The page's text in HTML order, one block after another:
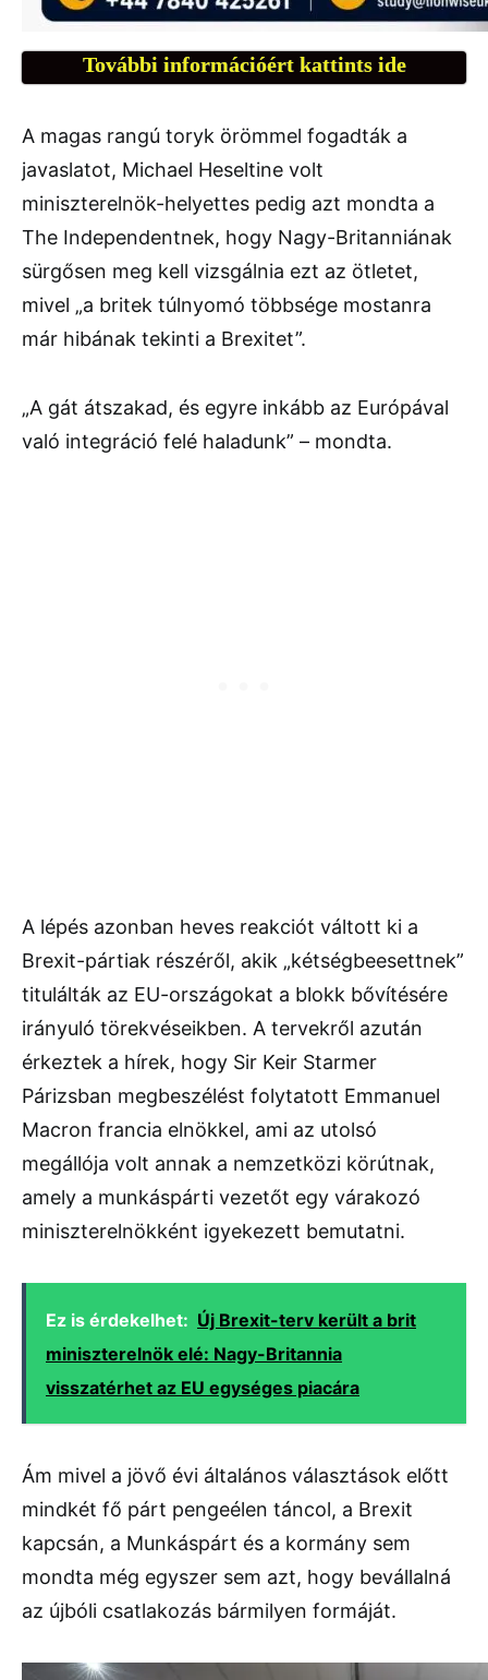
További információért kattints ide
A magas rangú toryk örömmel fogadták a
javaslatot, Michael Heseltine volt
miniszterelnök-helyettes pedig azt mondta a
The Independentnek, hogy Nagy-Britanniának
sürgősen meg kell vizsgálnia ezt az ötletet,
mivel „a britek túlnyomó többsége mostanra
már hibának tekinti a Brexitet”.
„A gát átszakad, és egyre inkább az Európával
való integráció felé haladunk” – mondta.
A lépés azonban heves reakciót váltott ki a
Brexit-pártiak részéről, akik „kétségbeesettnek”
titulálták az EU-országokat a blokk bővítésére
irányuló törekvéseikben. A tervekről azután
érkeztek a hírek, hogy Sir Keir Starmer
Párizsban megbeszélést folytatott Emmanuel
Macron francia elnökkel, ami az utolsó
megállója volt annak a nemzetközi körútnak,
amely a munkáspárti vezetőt egy várakozó
miniszterelnökként igyekezett bemutatni.
Ez is érdekelhet: Új Brexit-terv került a brit
miniszterelnök elé: Nagy-Britannia
visszatérhet az EU egységes piacára
Ám mivel a jövő évi általános választások előtt
mindkét fő párt pengeélen táncol, a Brexit
kapcsán, a Munkáspárt és a kormány sem
mondta még egyszer sem azt, hogy bevállalná
az újbóli csatlakozás bármilyen formáját.